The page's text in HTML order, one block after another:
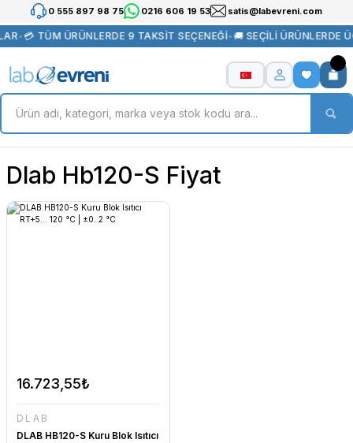
0 555 897 98 75 0216 606 19 53 satis@labevreni.com
•💳 TÜM ÜRÜNLERDE 9 TAKSİT SEÇENEĞİ•🚚 SEÇİLİ ÜRÜNLERDE
Dlab Hb120-S Fiyat
16.723,55₺
DLAB
DLAB HB120-S Kuru Blok Isıtıcı